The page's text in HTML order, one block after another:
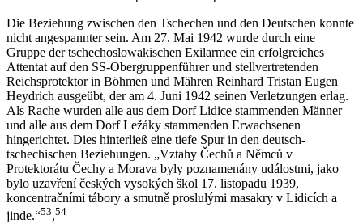
Die Beziehung zwischen den Tschechen und den Deutschen konnte
nicht angespannter sein. Am 27. Mai 1942 wurde durch eine
Gruppe der tschechoslowakischen Exilarmee ein erfolgreiches
Attentat auf den SS-Obergruppenführer und stellvertretenden
Reichsprotektor in Böhmen und Mähren Reinhard Tristan Eugen
Heydrich ausgeübt, der am 4. Juni 1942 seinen Verletzungen erlag.
Als Rache wurden alle aus dem Dorf Lidice stammenden Männer
und alle aus dem Dorf Ležáky stammenden Erwachsenen
hingerichtet. Dies hinterließ eine tiefe Spur in den deutsch-
tschechischen Beziehungen. „Vztahy Čechů a Němců v
Protektorátu Čechy a Morava byly poznamenány událostmi, jako
bylo uzavření českých vysokých škol 17. listopadu 1939,
koncentračními tábory a smutně proslulými masakry v Lidicích a
jinde.“53,54